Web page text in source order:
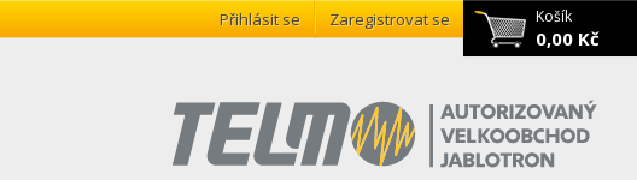
Košík
0,00 Kč
Přihlásit se Zaregistrovat se